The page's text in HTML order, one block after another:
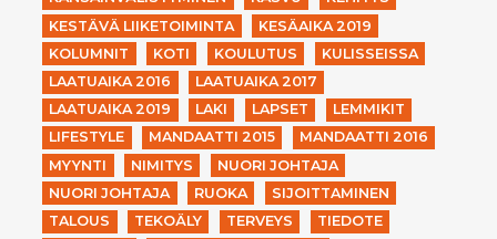
KESTÄVÄ LIIKETOIMINTA
KESÄAIKA 2019
KOLUMNIT
KOTI KOULUTUS
KULISSEISSA
LAATUAIKA 2016
LAATUAIKA 2017
LAATUAIKA 2019
LAKI LAPSET
LEMMIKIT
LIFESTYLE
MANDAATTI 2015
MANDAATTI 2016
MYYNTI
NIMITYS
NUORI JOHTAJA
NUORI JOHTAJA
RUOKA
SIJOITTAMINEN
TALOUS
TEKOÄLY TERVEYS
TIEDOTE